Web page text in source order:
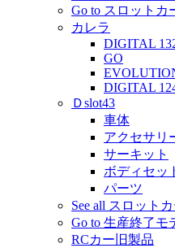
Go to スロットカ
カレラ
DIGITAL
GO
DIGITAL
Ｄslot43
車体
アクセサリ
サーキット
ボディセッ
パーツ
See all スロット
Go to 生産終了モ
RCカー旧製品